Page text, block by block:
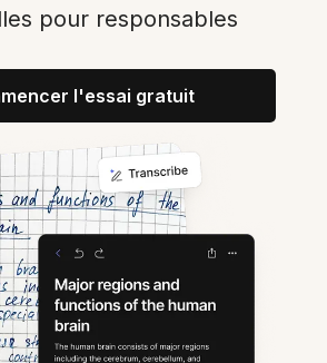
pour responsables
l'essai gratuit